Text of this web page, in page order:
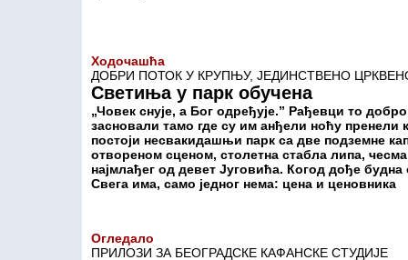
Ходочашћа
ДОБРИ ПОТОК У КРУПЊУ, ЈЕДИНСТВЕНО
Светиња у парк обучена
„Човек снује, а Бог одређује.” Рађевци то
засновали тамо где су им анђели ноћу пренели
постоји несвакидашњи парк са две подземне
отвореном сценом, столетна стабла липа, чесма
најмлађег од девет Југовића. Когод дође
Свега има, само једног нема: цена и ценовника
Огледало
ПРИЛОЗИ ЗА БЕОГРАДСКЕ КАФАНСКЕ СТУДИЈЕ